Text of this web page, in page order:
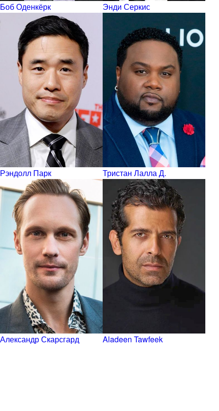
Боб Оденкёрк Энди Серкис
Рэндолл Парк Тристан Лалла Д.
Александр Скарсгард Aladeen Tawfeek